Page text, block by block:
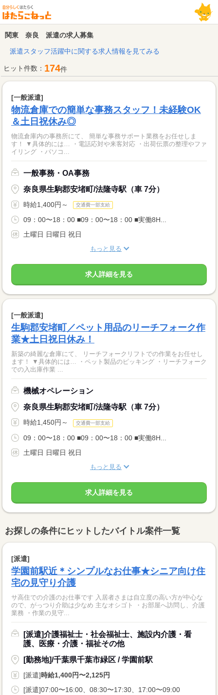
関東 奈良 派遣の求人募集
派遣スタッフ活躍中に関する求人情報を見てみる
ヒット件数： 174件
[一般派遣]
物流倉庫での簡単な事務スタッフ！未経験OK
＆土日祝休み◎
物流倉庫内の事務所にて、 簡単な事務サポート業務をお任せしま
す！ ▼具体的には… ・電話応対や来客対応 ・出荷伝票の整理やファ
イリング ・パソコ...
一般事務・OA事務
奈良県生駒郡安堵町/法隆寺駅（車 7分）
時給1,400円～ 交通費一部支給
09：00〜18：00 ■09：00〜18：00 ■実働8H...
土曜日 日曜日 祝日
もっと見る
求人詳細を見る
[一般派遣]
生駒郡安堵町／ペット用品のリーチフォーク作
業★土日祝日休み！
新築の綺麗な倉庫にて、 リーチフォークリフトでの作業をお任せし
ます！ ▼具体的には… ・ペット製品のピッキング ・リーチフォーク
での入出庫作業 ...
機械オペレーション
奈良県生駒郡安堵町/法隆寺駅（車 7分）
時給1,450円～ 交通費一部支給
09：00〜18：00 ■09：00〜18：00 ■実働8H...
土曜日 日曜日 祝日
もっと見る
求人詳細を見る
お探しの条件にヒットしたバイトル案件一覧
[派遣]
学園前駅近＊シンプルなお仕事★シニア向け住
宅の見守り介護
サ高住での介護のお仕事です 入居者さまは自立度の高い方が中心な
ので、がっつり介助は少なめ 主なオシゴト ・お部屋へ訪問し、介護
業務 ・作業の見守...
[派遣]介護福祉士・社会福祉士、施設内介護・看
護、医療・介護・福祉その他
[勤務地]/千葉県千葉市緑区 / 学園前駅
[派遣]時給1,400円〜2,125円
[派遣]07:00〜16:00、08:30〜17:30、17:00〜09:00